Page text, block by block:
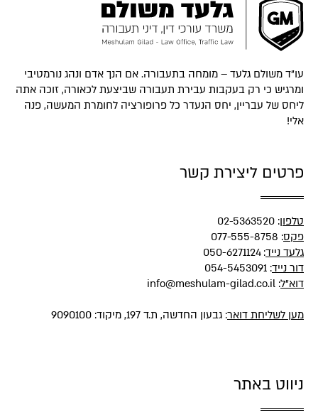
עו"ד משולם גלעד – מומחה בתעבורה. אם הנך אדם ונהג נורמטיבי
ומרגיש כי רק בעקבות עבירת תעבורה שביצעת לכאורה, זוכה אתה
ליחס של עבריין, יחס הנעדר כל פרופורציה לחומרת המעשה, פנה
אלי!
פרטים ליצירת קשר
טלפון:
02-5363520
פקס: 077-555-8758
גלעד נייד:
050-6271124
דור נייד:
054-5453091
דוא"ל:
info@meshulam-gilad.co.il
מען לשליחת דואר: גבעון החדשה, ת.ד 197, מיקוד: 9090100
ניווט באתר